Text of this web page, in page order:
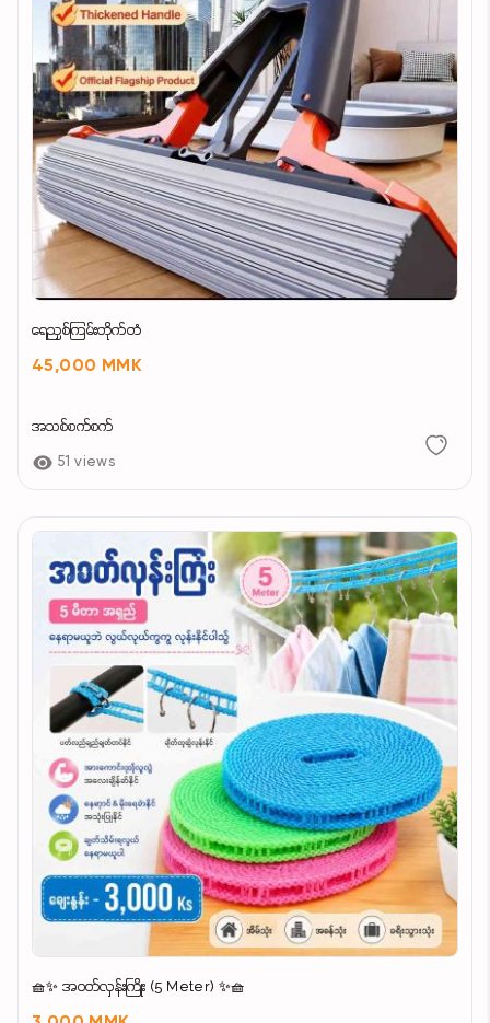
ရေညှစ်ကြမ်းတိုက်တံ
45,000 MMK
အသစ်စက်စက်
51 views
🧺✨ အဝတ်လှန်းကြိုး (5 Meter) ✨🧺